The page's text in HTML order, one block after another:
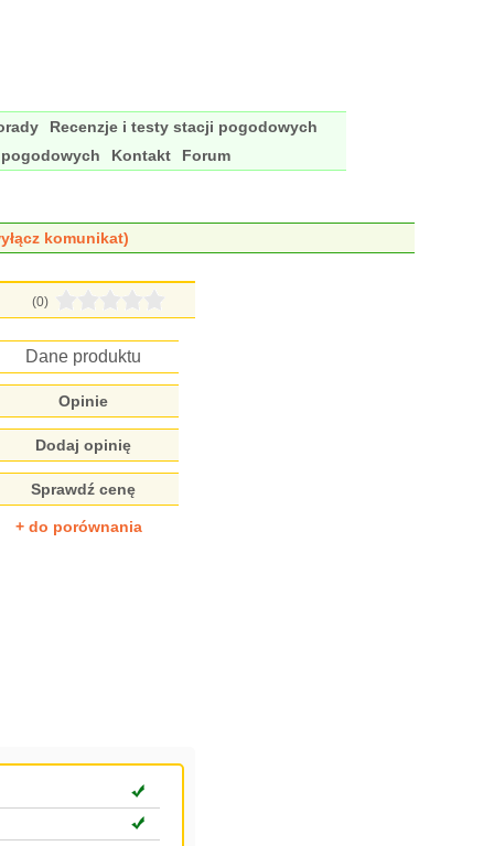
Recenzje i testy stacji pogodowych
Kontakt Forum
komunikat)
(0)
Dane produktu
Opinie
Dodaj opinię
Sprawdź cenę
+ do porównania